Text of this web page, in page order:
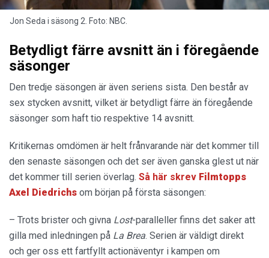
Jon Seda i säsong 2. Foto: NBC.
Betydligt färre avsnitt än i föregående
säsonger
Den tredje säsongen är även seriens sista. Den består av
sex stycken avsnitt, vilket är betydligt färre än föregående
säsonger som haft tio respektive 14 avsnitt.
Kritikernas omdömen är helt frånvarande när det kommer till
den senaste säsongen och det ser även ganska glest ut när
det kommer till serien överlag. Så här skrev Filmtopps
Axel Diedrichs om början på första säsongen:
– Trots brister och givna Lost-paralleller finns det saker att
gilla med inledningen på La Brea. Serien är väldigt direkt
och ger oss ett fartfyllt actionäventyr i kampen om